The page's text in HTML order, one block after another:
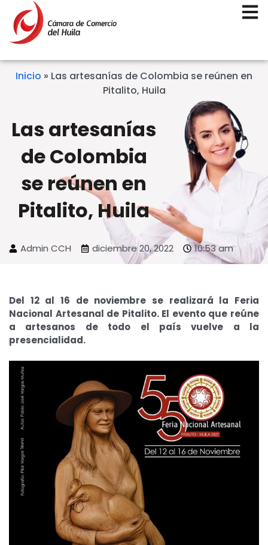
Inicio » Las artesanías de Colombia se reúnen en
Pitalito, Huila
Las artesanías
de Colombia
se reúnen en
Pitalito, Huila
Admin CCH diciembre 20, 2022 10:53 am
Del 12 al 16 de noviembre se realizará la Feria
Nacional Artesanal de Pitalito. El evento que reúne
a artesanos de todo el país vuelve a la
presencialidad.